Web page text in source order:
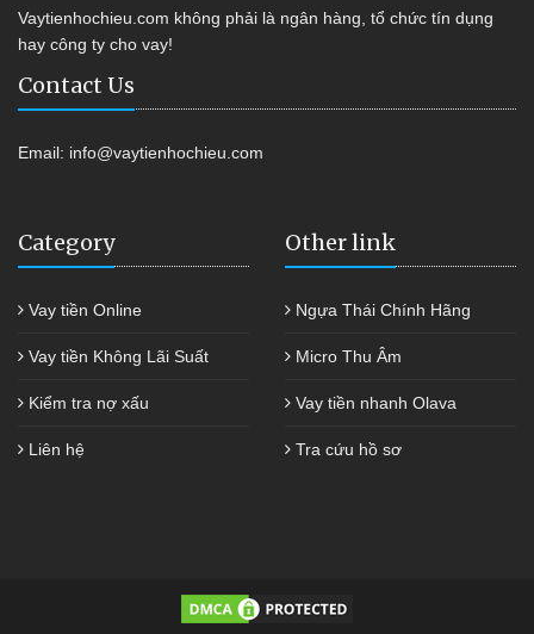
Vaytienhochieu.com không phải là ngân hàng, tổ chức tín dụng
hay công ty cho vay!
Contact Us
Email: info@vaytienhochieu.com
Category
Vay tiền Online
Vay tiền Không Lãi Suất
Kiểm tra nợ xấu
Liên hệ
Other link
Ngựa Thái Chính Hãng
Micro Thu Âm
Vay tiền nhanh Olava
Tra cứu hồ sơ